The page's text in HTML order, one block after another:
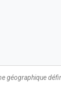
géographique